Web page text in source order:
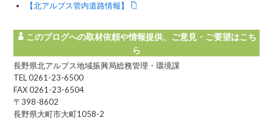
【北アルプス管内道路情報】
このブログへの取材依頼や情報提供、ご意見・ご要望はこち
ら
長野県北アルプス地域振興局総務管理・環境課
TEL 0261-23-6500
FAX 0261-23-6504
〒398-8602
長野県大町市大町1058-2